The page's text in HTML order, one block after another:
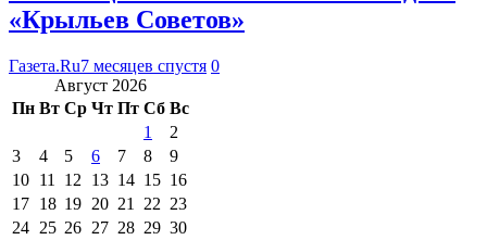
«Крыльев Советов»
Газета.Ru7 месяцев спустя 0
Август 2026
Пн Вт Ср Чт Пт Сб Вс
1
2
3
4 5 6 7 8
9
10 11 12 13 14 15 16
17 18 19 20 21 22 23
24 25 26 27 28 29 30